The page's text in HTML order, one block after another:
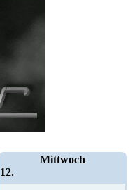
Mittwoch
12.